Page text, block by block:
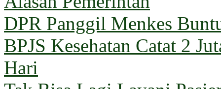
DPR Panggil Menkes
BPJS Kesehatan Catat 2
Hari